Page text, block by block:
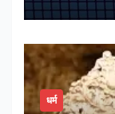
धर्म